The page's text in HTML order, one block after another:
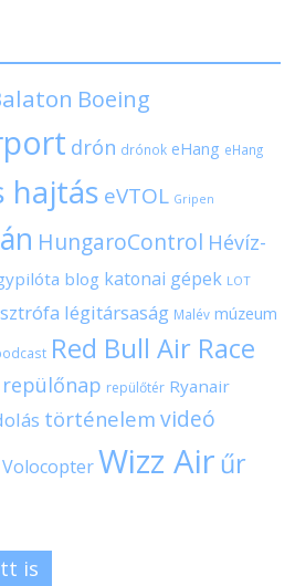
Boeing
drón drónok eHang eHang
hajtás eVTOL Gripen
HungaroControl Hévíz-
blog katonai gépek LOT
légitársaság Malév múzeum
Red Bull Air Race
repülőnap repülőtér Ryanair
történelem videó
Volocopter Wizz Air űr
is